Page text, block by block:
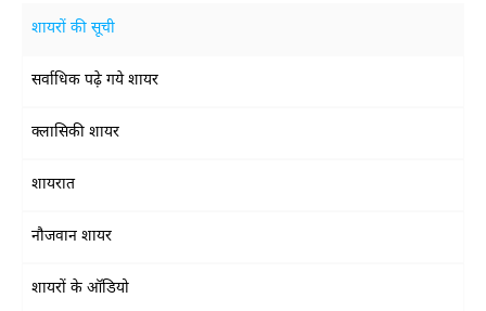
शायरों की सूची
सर्वाधिक पढ़े गये शायर
क्लासिकी शायर
शायरात
नौजवान शायर
शायरों के ऑडियो